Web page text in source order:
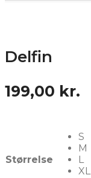
Delfin
199,00 kr.
Størrelse
S
M
L
XL